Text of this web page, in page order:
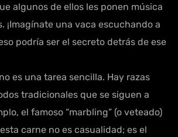
algunos de ellos les ponen música
¡Imagínate una vaca escuchando a
podría ser el secreto detrás de ese
es una tarea sencilla. Hay razas
tradicionales que se siguen a
el famoso “marbling” (o veteado)
carne no es casualidad; es el